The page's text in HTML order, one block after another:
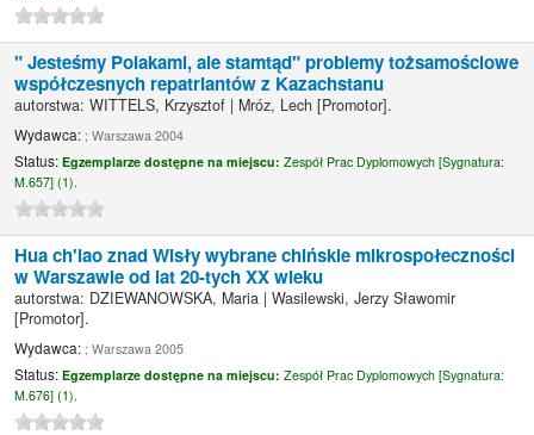
" Jesteśmy Polakami, ale stamtąd" problemy tożsamościowe
współczesnych repatriantów z Kazachstanu
autorstwa:WITTELS, Krzysztof | Mróz, Lech [Promotor].
Wydawca: ; Warszawa 2004
Status:Egzemplarze dostępne na miejscu:Zespół Prac Dyplomowych [Sygnatura:
M.657] (1).
Hua ch'iao znad Wisły wybrane chińskie mikrospołeczności
w Warszawie od lat 20-tych XX wieku
autorstwa: DZIEWANOWSKA, Maria |Wasilewski, Jerzy Sławomir
[Promotor].
Wydawca: ; Warszawa 2005
Status:Egzemplarze dostępne na miejscu:Zespół Prac Dyplomowych [Sygnatura:
M.676] (1).